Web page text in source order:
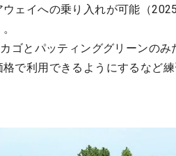
ェイへの乗り入れが可能（
ゴとパッティンググリーンのみ
で利用できるようにするなど